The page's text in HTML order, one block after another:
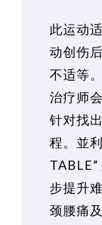
此运动
动创伤
不适等。
治疗师
针对找
程。並
步提升
颈腰痛